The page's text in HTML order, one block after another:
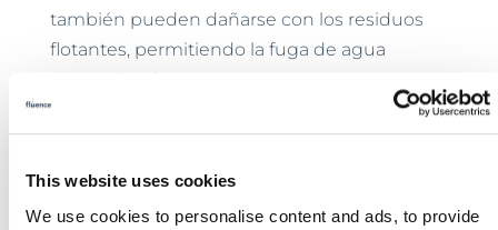
This website uses cookies
We use cookies to personalise content and ads, to provide
también pueden dañarse con los residuos
flotantes, permitiendo la fuga de agua
contaminada.
en 300 condados inundados del Medio
Oeste en Iowa, Nebraska, Missouri, Kansas,